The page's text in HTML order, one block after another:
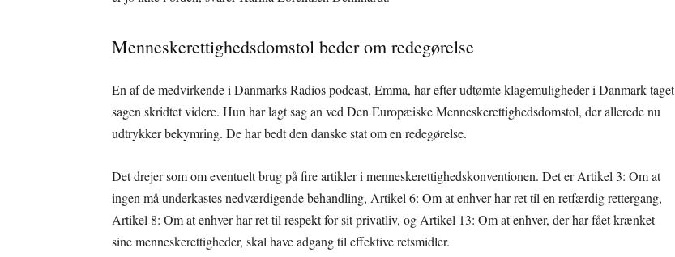
Menneskerettighedsdomstol beder om redegørelse
En af de medvirkende i Danmarks Radios podcast, Emma, har efter udtømte klagemuligheder i Danmark taget
sagen skridtet videre. Hun har lagt sag an ved Den Europæiske Menneskerettighedsdomstol, der allerede nu
udtrykker bekymring. De har bedt den danske stat om en redegørelse.
Det drejer som om eventuelt brug på fire artikler i menneskerettighedskonventionen. Det er Artikel 3: Om at
ingen må underkastes nedværdigende behandling, Artikel 6: Om at enhver har ret til en retfærdig rettergang,
Artikel 8: Om at enhver har ret til respekt for sit privatliv, og Artikel 13: Om at enhver, der har fået krænket
sine menneskerettigheder, skal have adgang til effektive retsmidler.